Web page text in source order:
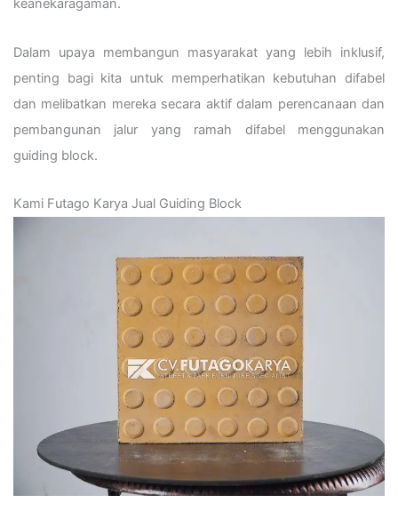
keanekaragaman.
Dalam upaya membangun masyarakat yang lebih inklusif,
penting bagi kita untuk memperhatikan kebutuhan difabel
dan melibatkan mereka secara aktif dalam perencanaan dan
pembangunan jalur yang ramah difabel menggunakan
guiding block.
Kami Futago Karya Jual Guiding Block